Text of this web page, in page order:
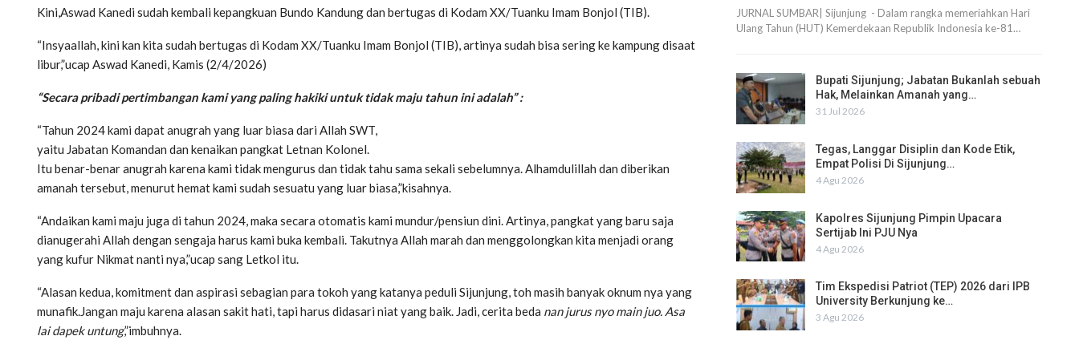
Kini,Aswad Kanedi sudah kembali kepangkuan Bundo Kandung dan bertugas di Kodam XX/Tuanku Imam Bonjol (TIB).
“Insyaallah, kini kan kita sudah bertugas di Kodam XX/Tuanku Imam Bonjol (TIB), artinya sudah bisa sering ke kampung disaat
libur,”ucap Aswad Kanedi, Kamis (2/4/2026)
“Secara pribadi pertimbangan kami yang paling hakiki untuk tidak maju tahun ini adalah” :
“Tahun 2024 kami dapat anugrah yang luar biasa dari Allah SWT,
yaitu Jabatan Komandan dan kenaikan pangkat Letnan Kolonel.
Itu benar-benar anugrah karena kami tidak mengurus dan tidak tahu sama sekali sebelumnya. Alhamdulillah dan diberikan
amanah tersebut, menurut hemat kami sudah sesuatu yang luar biasa,”kisahnya.
“Andaikan kami maju juga di tahun 2024, maka secara otomatis kami mundur/pensiun dini. Artinya, pangkat yang baru saja
dianugerahi Allah dengan sengaja harus kami buka kembali. Takutnya Allah marah dan menggolongkan kita menjadi orang
yang kufur Nikmat nanti nya,”ucap sang Letkol itu.
“Alasan kedua, komitment dan aspirasi sebagian para tokoh yang katanya peduli Sijunjung, toh masih banyak oknum nya yang
munafik.Jangan maju karena alasan sakit hati, tapi harus didasari niat yang baik. Jadi, cerita beda nan jurus nyo main juo. Asa
lai dapek untung,”imbuhnya.
JURNAL SUMBAR| Sijunjung - Dalam rangka memeriahkan Hari
Ulang Tahun (HUT) Kemerdekaan Republik Indonesia ke-81…
Bupati Sijunjung; Jabatan Bukanlah sebuah
Hak, Melainkan Amanah yang…
31 Jul 2026
Tegas, Langgar Disiplin dan Kode Etik,
Empat Polisi Di Sijunjung…
4 Agu 2026
Kapolres Sijunjung Pimpin Upacara
Sertijab Ini PJU Nya
4 Agu 2026
Tim Ekspedisi Patriot (TEP) 2026 dari IPB
University Berkunjung ke…
3 Agu 2026